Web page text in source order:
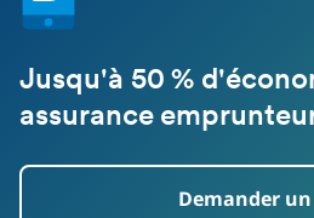
Jusqu'à 50 %
assurance
Demander